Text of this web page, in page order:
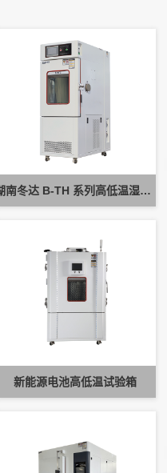
湖南冬达 B-TH 系列高低温湿热试验箱 可定制高低温循环可靠性测试设备
新能源电池高低温试验箱